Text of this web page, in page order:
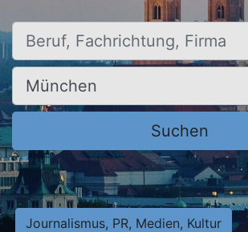
Beruf, Fachrichtung, Firma
Ort, Stadt
Suchen
Journalismus, PR, Medien, Kultur